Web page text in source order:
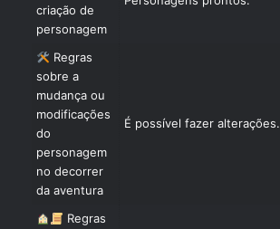
criação de
personagem
Regras
sobre a
mudança ou
modificações
do
personagem
no decorrer
da aventura
É possível fazer alterações.
Regras